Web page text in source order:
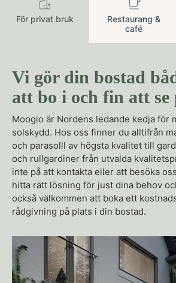
För privat bruk
Restaurang &
café
Vi gör din bostad
att bo i och fin att se
Moogio är Nordens ledande kedja för
solskydd. Hos oss finner du alltifrån
och parasolll av högsta kvalitet till
och rullgardiner från utvalda
inte på att kontakta eller att besöka
hitta rätt lösning för just dina behov
också välkommen att boka ett
rådgivning på plats i din bostad.